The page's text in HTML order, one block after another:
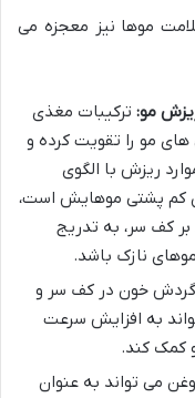
موها نیز معجزه می
مو: ترکیبات مغذی
مو را تقویت کرده و
ریزش با الگوی
کم پشتی موهایش است،
کف سر، به تدریج
نازک باشد.
گردش خون در کف سر و
به افزایش سرعت
کمک کند.
می تواند به عنوان